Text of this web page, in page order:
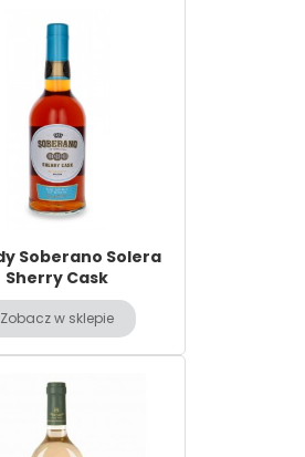
Soberano Solera
Sherry Cask
Zobacz w sklepie